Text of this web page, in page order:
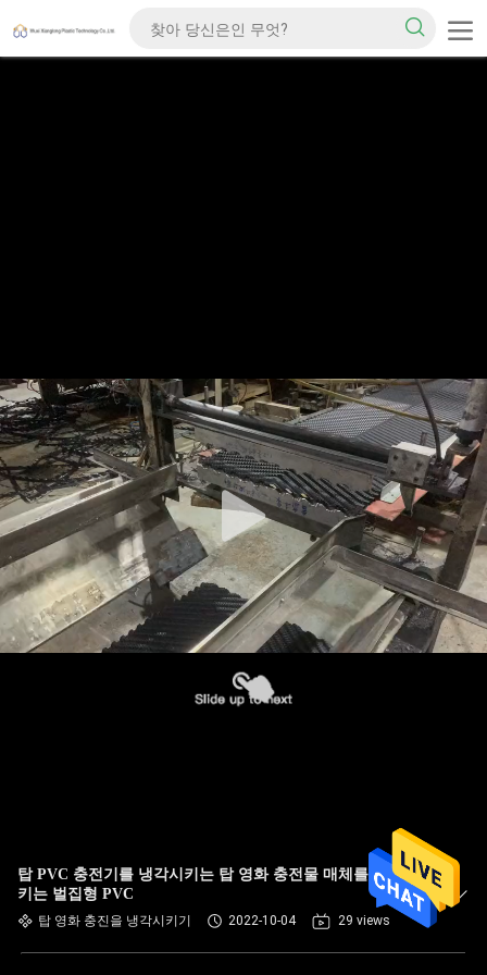
탑 PVC 충전기를 냉각시키는 탑 영화 충전물 매체를 냉각시
키는 벌집형 PVC
탑 영화 충진을 냉각시키기 2022-10-04 29 views